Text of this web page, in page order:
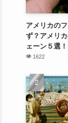
アメリカの
ず？アメリ
ェーン５選！
1622